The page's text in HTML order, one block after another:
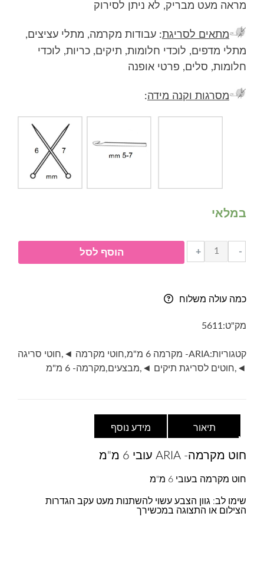
מראה מעט מבריק, לא ניתן לסירוק
מתאים לסריגת: עבודות מקרמה, מתלי עציצים,
מתלי מדפים, לוכדי חלומות, תיקים, כריות, לוכדי
חלומות, סלים, פרטי אופנה
מסרגות וקנה מידה:
במלאי
-
כמות
של
ARIA
+ הוסף לסל
כמה עולה משלוח
מק"ט: 5611
קטגוריות:ARIA- מקרמה 6 מ"מ ,חוטי מקרמה ◄ ,חוטי סריגה
◄
,חוטים לסריגת תיקים ◄ ,מבצעים,מקרמה- 6 מ"מ
תיאור מידע נוסף
חוט מקרמה- ARIA עובי 6 מ"מ
חוט מקרמה בעובי 6 מ"מ
שימו לב: גוון הצבע עשוי להשתנות מעט עקב הגדרות
הצילום או התצוגה במכשירך